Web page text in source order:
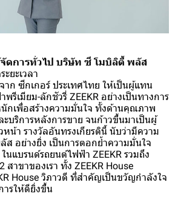
ดการทั่วไป บริษัท ซี โมบิลิตี้ พลัส
ยะเวลา
าก ซีกเกอร์ ประเทศไทย ให้เป็นผู้แทน
รีเมียม-ลักชัวรี่ ZEEKR อย่างเป็นทางการ
นักเพื่อสร้างความมั่นใจ ทั้งด้านคุณภาพ
บริการหลังการขาย จนก้าวขึ้นมาเป็นผู้
น้า รางวัลอันทรงเกียรตินี้ นับว่ามีความ
อย่างยิ่ง เป็นการตอกย้ำความมั่นใจ
นแบรนด์รถยนต์ไฟฟ้า ZEEKR รวมถึง
สาขาของเรา ทั้ง ZEEKR House
House วิภาวดี ที่สำคัญเป็นขวัญกำลังใจ
ารให้ดียิ่งขึ้น